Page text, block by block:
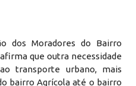
dos Moradores do Bairro
que outra necessidade
transporte urbano, mais
bairro Agrícola até o bairro